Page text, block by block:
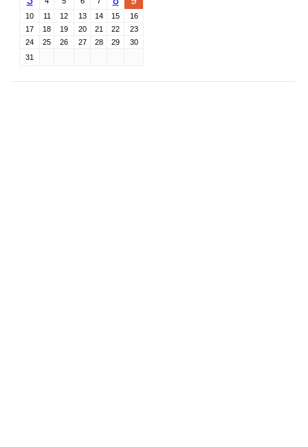
10 11 12 13 14 15
16
17
18 19 20 21 22
23
24
25 26 27 28 29
30
31